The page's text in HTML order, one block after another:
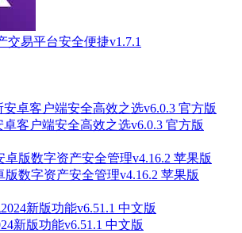
交易平台安全便捷v1.7.1
客户端安全高效之选v6.0.3 官方版
数字资产安全管理v4.16.2 苹果版
新版功能v6.51.1 中文版